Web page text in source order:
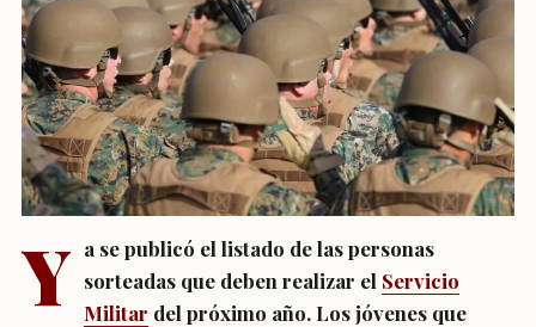
Y a se publicó el listado de las personas
sorteadas que deben realizar el Servicio
Militar del próximo año. Los jóvenes que